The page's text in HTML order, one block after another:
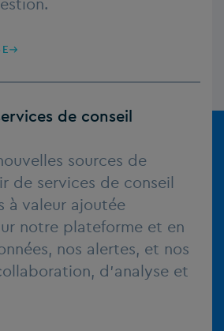
de conseil
sources de
de services de conseil
à valeur ajoutée
notre plateforme et en
nos alertes, et nos
d’analyse et